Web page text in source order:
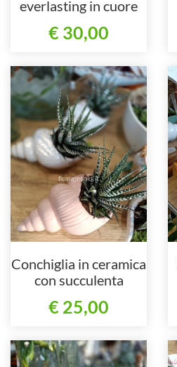
everlasting in cuore
plexiglass
€ 30,00
Conchiglia in ceramica
con succulenta
€ 25,00